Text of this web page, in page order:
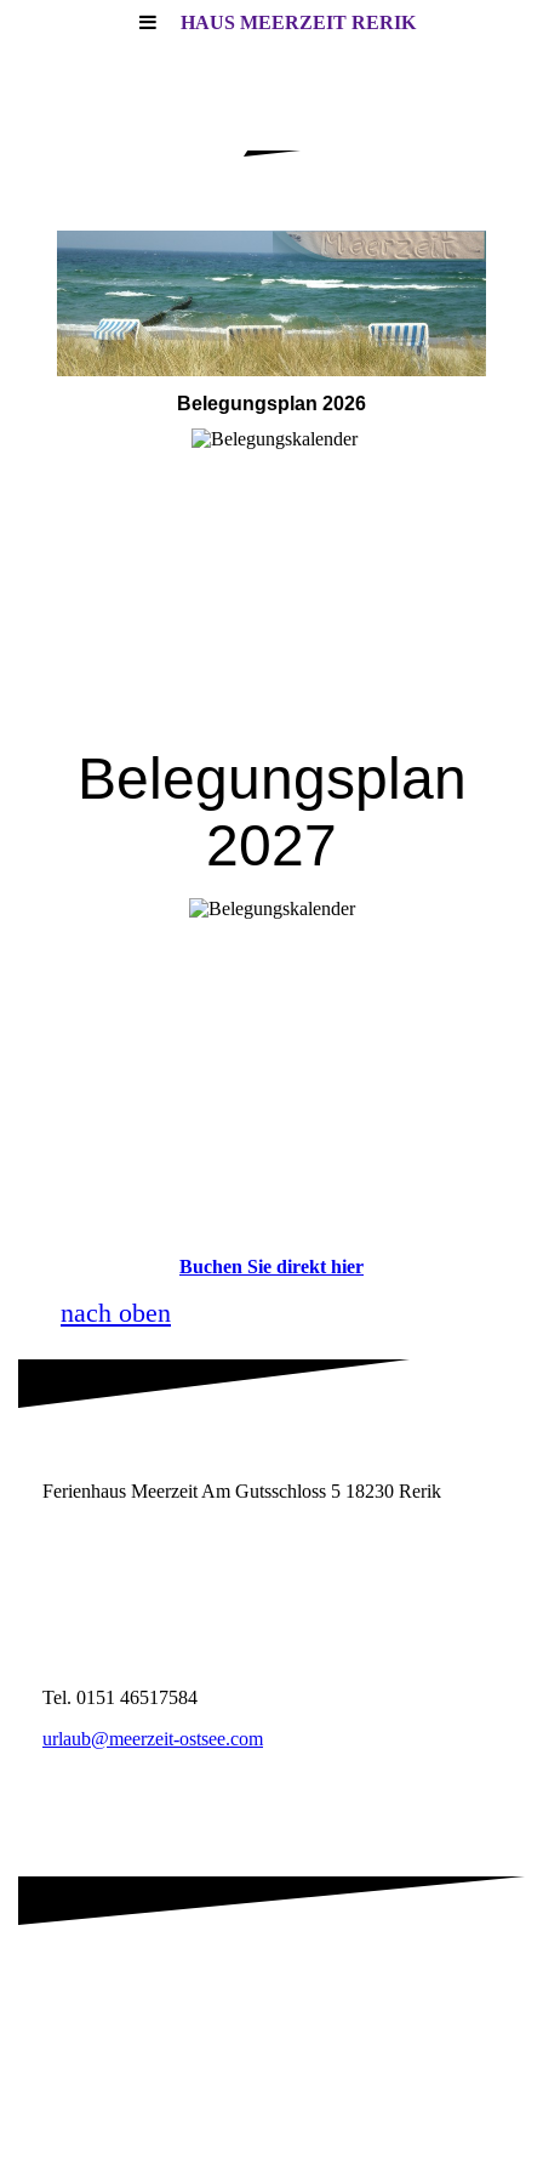
HAUS MEERZEIT RERIK
Belegungsplan 2026
Belegungsplan
2027
Buchen Sie direkt hier
nach oben
Ferienhaus Meerzeit Am Gutsschloss 5 18230 Rerik
Tel. 0151 46517584
urlaub@meerzeit-ostsee.com